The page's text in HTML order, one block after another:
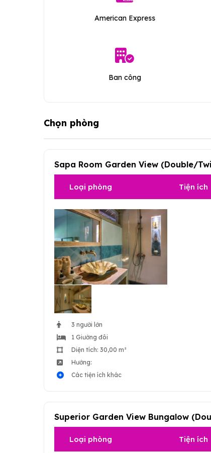
American Express
Ban công
Chọn phòng
Sapa Room Garden View (Double/
Loại phòng Tiện ích
3 người lớn
1 Giường đôi
Diện tích: 30,00 m²
Hướng:
Các tiện ích khác
Superior Garden View Bungalow
Loại phòng Tiện ích